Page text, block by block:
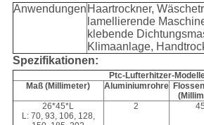
Anwendungen Haartrockner,
lamellierende
klebende
Klimaanlage,
Spezifikationen:
Ptc-Lufterhitzer-
Maß (Millimeter)
Aluminiumrohre
26*45*L
L: 70, 93, 106, 128,
2 45